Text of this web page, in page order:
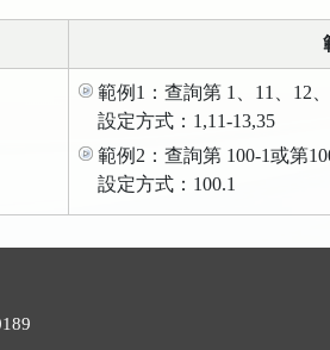
範例1：查詢第 1、11、12
設定方式：1,11-13,35
範例2：查詢第 100-1或第
設定方式：100.1